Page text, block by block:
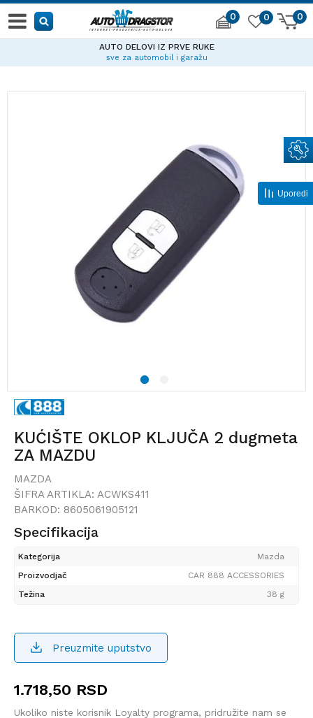
0 0
0
AUTO DELOVI IZ PRVE RUKE
sve za automobil i garažu
1
KUĆIŠTE OKLOP KLJUČA 2 dugmeta
ZA MAZDU
MAZDA
ŠIFRA ARTIKLA: ACWKS411
BARKOD: 8605061905121
Specifikacija
Kategorija
Mazda
Proizvodjač
CAR 888 ACCESSORIES
Težina
38 g
Preuzmite uputstvo
1.718,50 RSD
Ukoliko niste korisnik Loyalty programa, pridružite nam se
Uporedi